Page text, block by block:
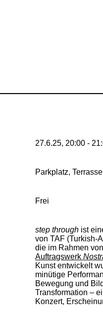
27.6.25, 20:00 -
Parkplatz, Terrasse
Frei
step through ist
von TAF (Turkish-
die im Rahmen
Auftragswerk
Kunst entwickelt
minütige
Bewegung und
Transformation –
Konzert,